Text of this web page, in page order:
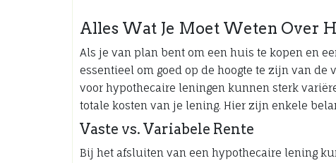
Alles Wat Je Moet Weten Over
Als je van plan bent om een huis te kopen en
essentieel om goed op de hoogte te zijn van
voor hypothecaire leningen kunnen sterk
totale kosten van je lening. Hier zijn enkele
Vaste vs. Variabele Rente
Bij het afsluiten van een hypothecaire lening